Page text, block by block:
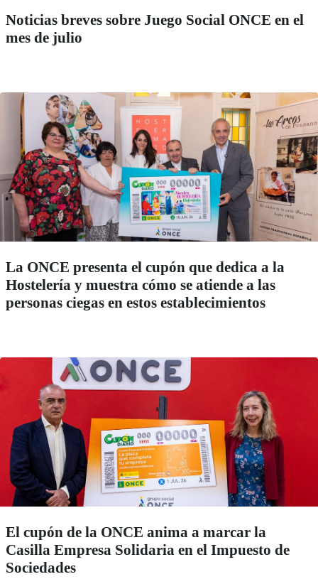
Noticias breves sobre Juego Social ONCE en el
mes de julio
La ONCE presenta el cupón que dedica a la
Hostelería y muestra cómo se atiende a las
personas ciegas en estos establecimientos
El cupón de la ONCE anima a marcar la
Casilla Empresa Solidaria en el Impuesto de
Sociedades